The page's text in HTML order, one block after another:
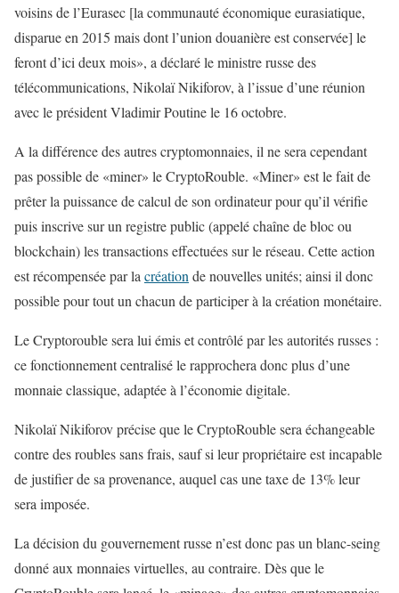
voisins de l’Eurasec [la communauté économique eurasiatique,
disparue en 2015 mais dont l’union douanière est conservée] le
feront d’ici deux mois», a déclaré le ministre russe des
télécommunications, Nikolaï Nikiforov, à l’issue d’une réunion
avec le président Vladimir Poutine le 16 octobre.
A la différence des autres cryptomonnaies, il ne sera cependant
pas possible de «miner» le CryptoRouble. «Miner» est le fait de
prêter la puissance de calcul de son ordinateur pour qu’il vérifie
puis inscrive sur un registre public (appelé chaîne de bloc ou
blockchain) les transactions effectuées sur le réseau. Cette action
est récompensée par la création de nouvelles unités; ainsi il donc
possible pour tout un chacun de participer à la création monétaire.
Le Cryptorouble sera lui émis et contrôlé par les autorités russes :
ce fonctionnement centralisé le rapprochera donc plus d’une
monnaie classique, adaptée à l’économie digitale.
Nikolaï Nikiforov précise que le CryptoRouble sera échangeable
contre des roubles sans frais, sauf si leur propriétaire est incapable
de justifier de sa provenance, auquel cas une taxe de 13% leur
sera imposée.
La décision du gouvernement russe n’est donc pas un blanc-seing
donné aux monnaies virtuelles, au contraire. Dès que le